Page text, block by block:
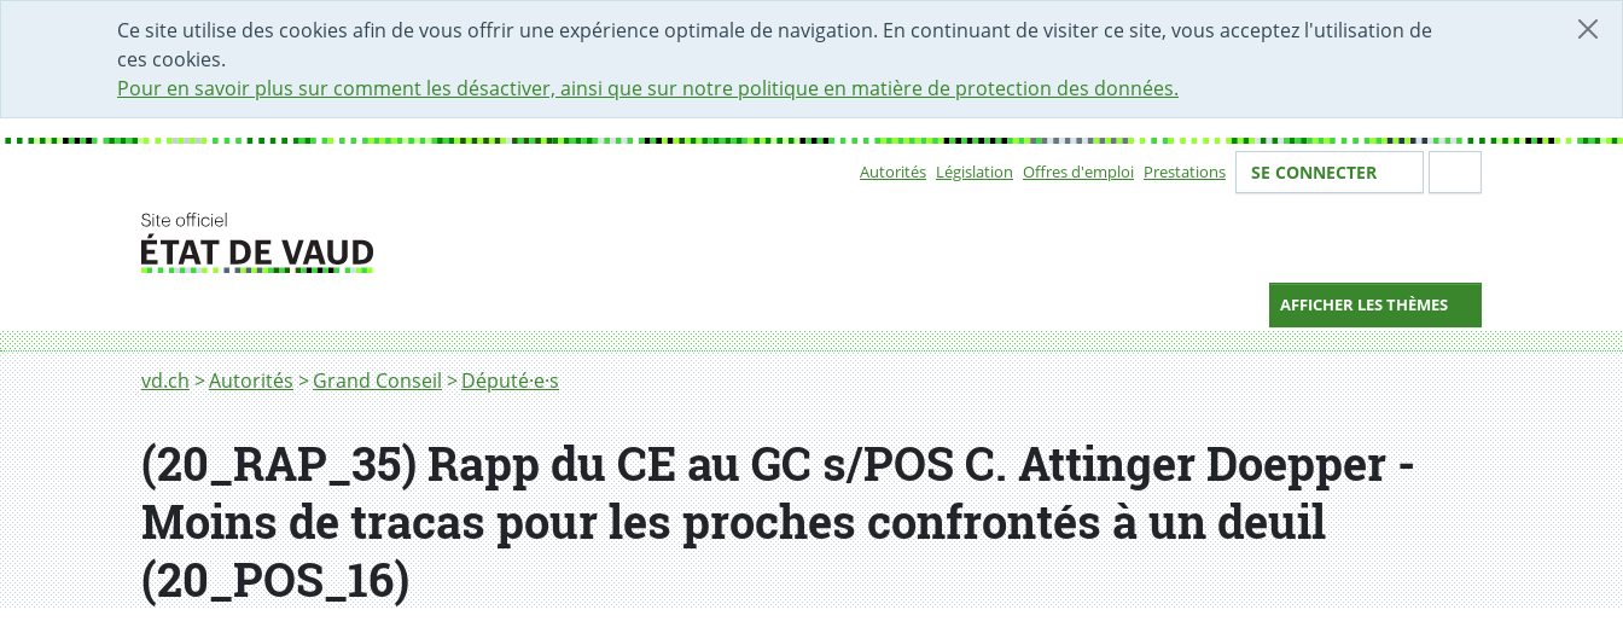
Ce site utilise des cookies afin de vous offrir une expérience optimale de navigation. En continuant de visiter ce site, vous acceptez l'utilisation de
ces cookies.
Pour en savoir plus sur comment les désactiver, ainsi que sur notre politique en matière de protection des données.
DÉBUT DU CONTENU DE LA PAGE
ACCÈS AU CHAMP DE RECHERCHE
PAGE D'ACCUEIL
FORMULAIRE DE CONTACT
Autorités Législation Offres d'emploi Prestations Votre identité
SE CONNECTER
AFFICHER LES THÈMES
Fil d'Ariane
vd.ch Autorités Grand Conseil Député·e·s
(20_RAP_35) Rapp du CE au GC s/POS C. Attinger Doepper -
Moins de tracas pour les proches confrontés à un deuil
(20_POS_16)